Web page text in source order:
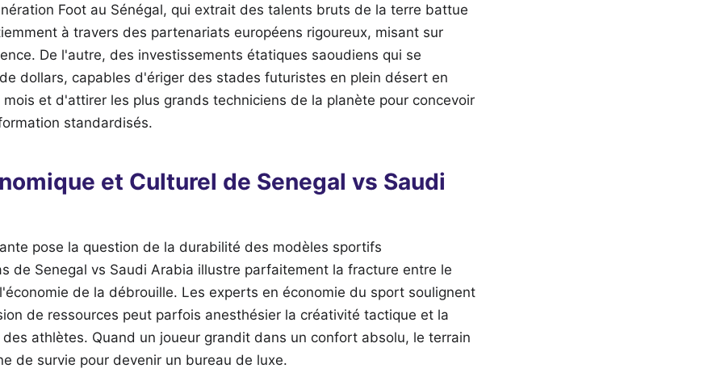
Foot au Sénégal, qui extrait des talents bruts de la terre battue
à travers des partenariats européens rigoureux, misant sur
De l'autre, des investissements étatiques saoudiens qui se
dollars, capables d'ériger des stades futuristes en plein désert en
et d'attirer les plus grands techniciens de la planète pour concevoir
standardisés.
et Culturel de Senegal vs Saudi
pose la question de la durabilité des modèles sportifs
de Senegal vs Saudi Arabia illustre parfaitement la fracture entre le
de la débrouille. Les experts en économie du sport soulignent
de ressources peut parfois anesthésier la créativité tactique et la
athlètes. Quand un joueur grandit dans un confort absolu, le terrain
de survie pour devenir un bureau de luxe.